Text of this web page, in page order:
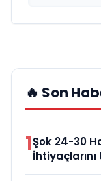
🔥 Son
1Şok 24-30